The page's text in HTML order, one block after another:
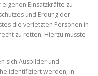
Einsatzkräfte zu
und Erdung der
die verletzten Personen in
zu retten. Hierzu musste
sich Ausbilder und
identifiziert werden, in